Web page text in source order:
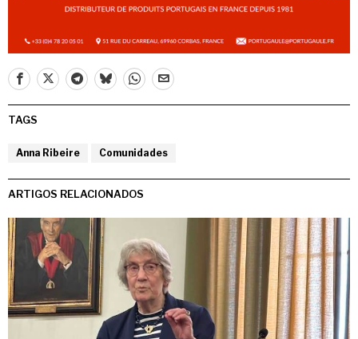
TAGS
Anna Ribeire Comunidades
ARTIGOS RELACIONADOS